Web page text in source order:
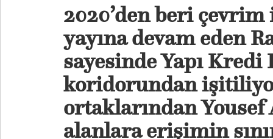
2020’den beri
yayına devam eden
sayesinde Yapı Kredi
koridorundan
ortaklarından
alanlara erişimin